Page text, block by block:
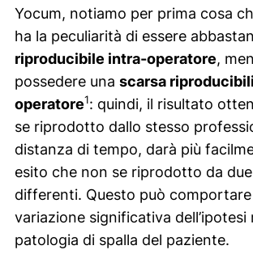
Yocum, notiamo per prima cosa
ha la peculiarità di essere
riproducibile intra-operatore,
possedere una scarsa
operatore1: quindi, il risultato
se riprodotto dallo stesso
distanza di tempo, darà più
esito che non se riprodotto da
differenti. Questo può comportare
variazione significativa dell’ipotesi
patologia di spalla del paziente.